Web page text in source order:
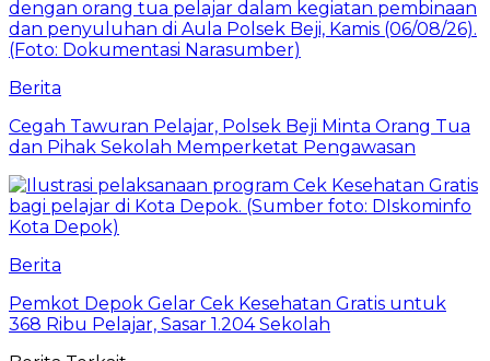
Berita
Cegah Tawuran Pelajar, Polsek Beji Minta Orang Tua
dan Pihak Sekolah Memperketat Pengawasan
Berita
Pemkot Depok Gelar Cek Kesehatan Gratis untuk
368 Ribu Pelajar, Sasar 1.204 Sekolah